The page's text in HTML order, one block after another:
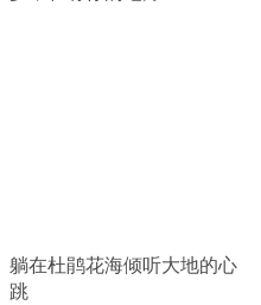
躺在杜鹃花海倾听大地的心
跳